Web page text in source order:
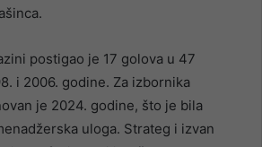
postigao je 17 golova u 47
i 2006. godine. Za izbornika
je 2024. godine, što je bila
uloga. Strateg i izvan